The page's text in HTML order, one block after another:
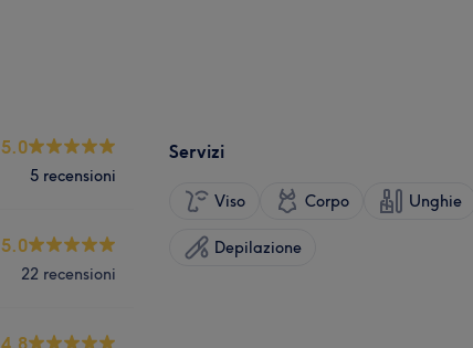
5.0
5 recensioni
5.0
22 recensioni
4.8
Servizi
Viso Corpo Unghie
Depilazione